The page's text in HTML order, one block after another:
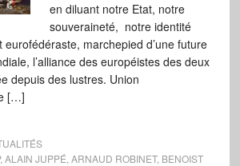
en diluant notre Etat, notre
souveraineté, notre identité
marchepied d’une future
l’alliance des européistes des deux
depuis des lustres. Union
[…]
, ALAIN JUPPÉ ARNAUD ROBINET, BENOIST